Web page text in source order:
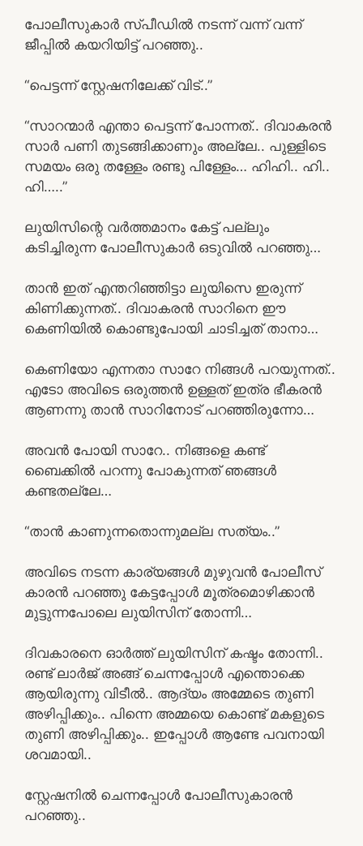
പോലീസുകാർ സ്പീഡിൽ നടന്ന് വന്ന് വന്ന്
ജീപ്പിൽ കയറിയിട്ട് പറഞ്ഞു..
“പെട്ടന്ന് സ്റ്റേഷനിലേക്ക് വിട്..”
“സാറന്മാർ എന്താ പെട്ടന്ന് പോന്നത്.. ദിവാകരൻ
സാർ പണി തുടങ്ങിക്കാണും അല്ലേ.. പുള്ളിടെ
സമയം ഒരു തള്ളേം രണ്ടു പിള്ളേം… ഹിഹി.. ഹി..
ഹി…..”
ലുയിസിന്റെ വർത്തമാനം കേട്ട് പല്ലും
കടിച്ചിരുന്ന പോലീസുകാർ ഒടുവിൽ പറഞ്ഞു…
താൻ ഇത് എന്തറിഞ്ഞിട്ടാ ലുയിസെ ഇരുന്ന്
കിണിക്കുന്നത്.. ദിവാകരൻ സാറിനെ ഈ
കെണിയിൽ കൊണ്ടുപോയി ചാടിച്ചത് താനാ…
കെണിയോ എന്നതാ സാറേ നിങ്ങൾ പറയുന്നത്..
എടോ അവിടെ ഒരുത്തൻ ഉള്ളത് ഇത്ര ഭീകരൻ
ആണന്നു താൻ സാറിനോട് പറഞ്ഞിരുന്നോ…
അവൻ പോയി സാറേ.. നിങ്ങളെ കണ്ട്
ബൈക്കിൽ പറന്നു പോകുന്നത് ഞങ്ങൾ
കണ്ടതല്ലേ…
“താൻ കാണുന്നതൊന്നുമല്ല സത്യം..”
അവിടെ നടന്ന കാര്യങ്ങൾ മുഴുവൻ പോലീസ്
കാരൻ പറഞ്ഞു കേട്ടപ്പോൾ മൂത്രമൊഴിക്കാൻ
മുട്ടുന്നപോലെ ലുയിസിന് തോന്നി…
ദിവകാരനെ ഓർത്ത്‌ ലുയിസിന് കഷ്ടം തോന്നി..
രണ്ട് ലാർജ് അങ്ങ് ചെന്നപ്പോൾ എന്തൊക്കെ
ആയിരുന്നു വിടീൽ.. ആദ്യം അമ്മേടെ തുണി
അഴിപ്പിക്കും.. പിന്നെ അമ്മയെ കൊണ്ട് മകളുടെ
തുണി അഴിപ്പിക്കും.. ഇപ്പോൾ ആണ്ടേ പവനായി
ശവമായി..
സ്റ്റേഷനിൽ ചെന്നപ്പോൾ പോലീസുകാരൻ
പറഞ്ഞു..